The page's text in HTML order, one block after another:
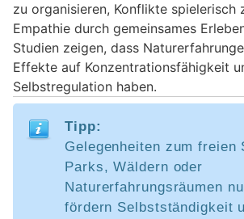
zu organisieren, Konflikte spielerisch
Empathie durch gemeinsames
Studien zeigen, dass
Effekte auf Konzentrationsfähigkeit
Selbstregulation haben.
Tipp:
Gelegenheiten zum freien
Parks, Wäldern oder
Naturerfahrungsräumen
fördern Selbstständigkeit